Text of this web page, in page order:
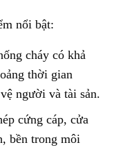
nổi bật:
cháy có khả
thời gian
người và tài sản.
cứng cáp, cửa
bền trong môi